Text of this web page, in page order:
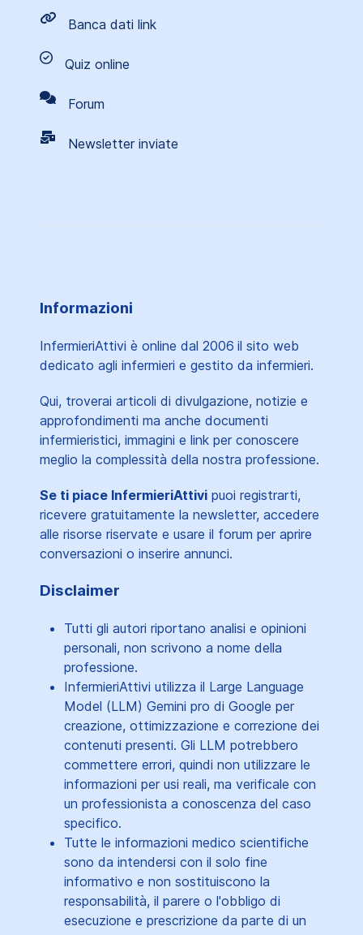
Banca dati link
Quiz online
Forum
Newsletter inviate
Informazioni
InfermieriAttivi è online dal 2006 il sito web
dedicato agli infermieri e gestito da infermieri.
Qui, troverai articoli di divulgazione, notizie e
approfondimenti ma anche documenti
infermieristici, immagini e link per conoscere
meglio la complessità della nostra professione.
Se ti piace InfermieriAttivi puoi registrarti,
ricevere gratuitamente la newsletter, accedere
alle risorse riservate e usare il forum per aprire
conversazioni o inserire annunci.
Disclaimer
Tutti gli autori riportano analisi e opinioni
personali, non scrivono a nome della
professione.
InfermieriAttivi utilizza il Large Language
Model (LLM) Gemini pro di Google per
creazione, ottimizzazione e correzione dei
contenuti presenti. Gli LLM potrebbero
commettere errori, quindi non utilizzare le
informazioni per usi reali, ma verificale con
un professionista a conoscenza del caso
specifico.
Tutte le informazioni medico scientifiche
sono da intendersi con il solo fine
informativo e non sostituiscono la
responsabilità, il parere o l'obbligo di
esecuzione e prescrizione da parte di un